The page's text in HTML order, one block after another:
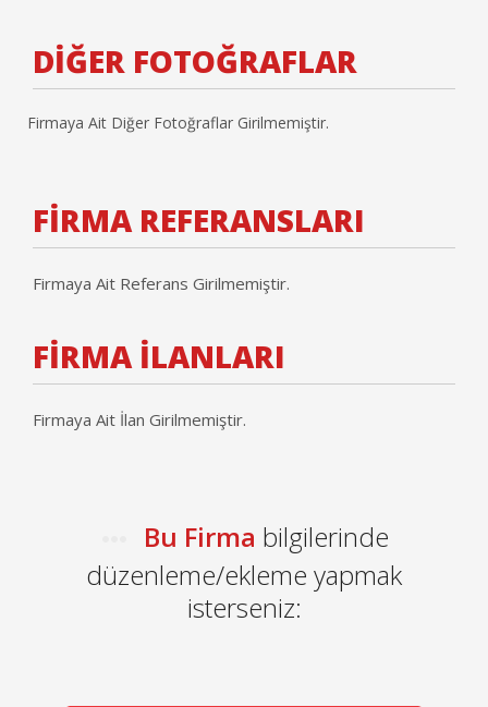
DİĞER FOTOĞRAFLAR
Firmaya Ait Diğer Fotoğraflar Girilmemiştir.
FİRMA REFERANSLARI
Firmaya Ait Referans Girilmemiştir.
FİRMA İLANLARI
Firmaya Ait İlan Girilmemiştir.
Bu Firma bilgilerinde
düzenleme/ekleme yapmak
isterseniz: